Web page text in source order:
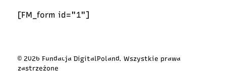
[FM_form id="1"]
© 2026 Fundacja DigitalPoland. Wszystkie prawa
zastrzeżone